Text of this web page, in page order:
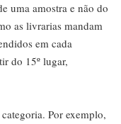
uma amostra e não do
as livrarias mandam
em cada
do 15º lugar,
Por exemplo,